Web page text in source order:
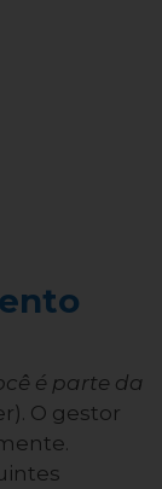
é parte da
O gestor